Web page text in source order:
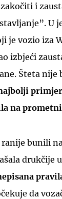
i
U
je vozio iza
izbjeći
Šteta
na
ranije bunili
drukčije
da